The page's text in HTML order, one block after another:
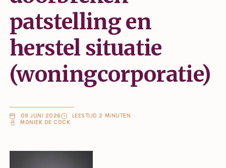
patstelling en
herstel situatie
(woningcorporatie)
09 JUNI 2026
LEESTIJD 2 MINUTEN
MONIEK DE COCK